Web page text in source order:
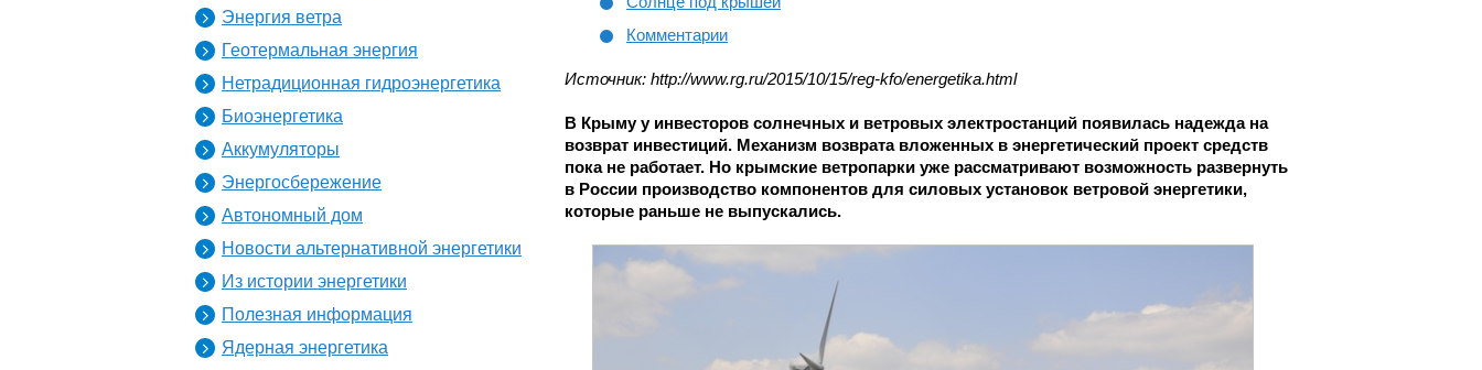
Комментарии
Источник: http://www.rg.ru/2015/10/15/reg-kfo/energetika.html
В Крыму у инвесторов солнечных и ветровых электростанций появилась надежда на
возврат инвестиций. Механизм возврата вложенных в энергетический проект средств
пока не работает. Но крымские ветропарки уже рассматривают возможность развернуть
в России производство компонентов для силовых установок ветровой энергетики,
которые раньше не выпускались.
Энергия ветра
Геотермальная энергия
Нетрадиционная гидроэнергетика
Биоэнергетика
Аккумуляторы
Энергосбережение
Автономный дом
Новости альтернативной энергетики
Из истории энергетики
Полезная информация
Ядерная энергетика